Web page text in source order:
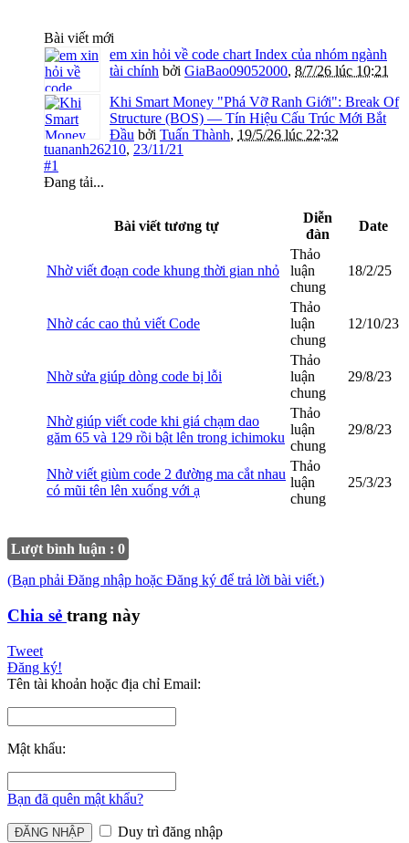
Bài viết mới
em xin hỏi về code chart Index của nhóm ngành
tài chính bởi GiaBao09052000, 8/7/26 lúc 10:21
Khi Smart Money "Phá Vỡ Ranh Giới": Break Of
Structure (BOS) — Tín Hiệu Cấu Trúc Mới Bắt
Đầu bởi Tuấn Thành, 19/5/26 lúc 22:32
tuananh26210, 23/11/21
#1
Đang tải...
Bài viết tương tự
Diễn
đàn
Date
Nhờ viết đoạn code khung thời gian nhỏ
Thảo
luận
chung
18/2/25
Nhờ các cao thủ viết Code
Thảo
luận
chung
12/10/23
Nhờ sửa giúp dòng code bị lỗi
Thảo
luận
chung
29/8/23
Nhờ giúp viết code khi giá chạm dao
găm 65 và 129 rồi bật lên trong ichimoku
Thảo
luận
chung
29/8/23
Nhờ viết giùm code 2 đường ma cắt nhau
có mũi tên lên xuống với ạ
Thảo
luận
chung
25/3/23
Lượt bình luận : 0
(Bạn phải Đăng nhập hoặc Đăng ký để trả lời bài viết.)
Chia sẻ trang này
Tweet
Đăng ký!
Tên tài khoản hoặc địa chỉ Email:
Mật khẩu:
Bạn đã quên mật khẩu?
Duy trì đăng nhập